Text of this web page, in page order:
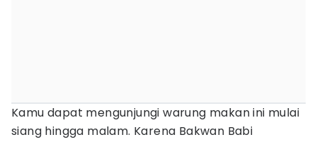
Kamu dapat mengunjungi warung makan ini mulai
siang hingga malam. Karena Bakwan Babi